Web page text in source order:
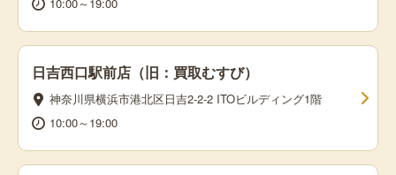
日吉西口駅前店（旧：買取むすび）
神奈川県横浜市港北区日吉2-2-2 ITOビルディング1階
10:00～19:00